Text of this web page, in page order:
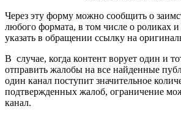
Через эту форму можно сообщить о
любого формата, в том числе о роликах
указать в обращении ссылку на
В случае, когда контент ворует один и
отправить жалобы на все найденные
один канал поступит значительное
подтвержденных жалоб, ограничение
канал.